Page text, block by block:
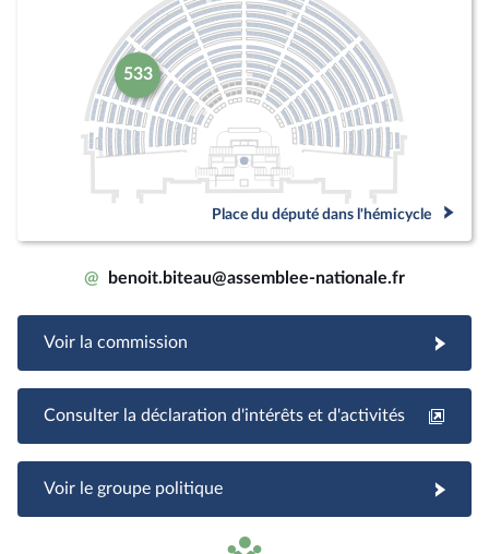
533
Place du député dans l'hémicycle
@ benoit.biteau@assemblee-nationale.fr
Voir la commission
Consulter la déclaration d'intérêts et d'activités
Voir le groupe politique